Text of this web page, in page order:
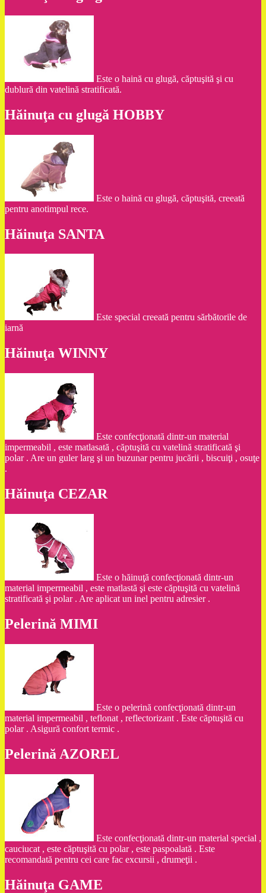
Este o haină cu glugă, căptuşită şi cu
dublură din vatelină stratificată.
Hăinuţa cu glugă HOBBY
Este o haină cu glugă, căptuşită, creeată
pentru anotimpul rece.
Hăinuţa SANTA
Este special creeată pentru sărbătorile de
iarnă
Hăinuţa WINNY
Este confecţionată dintr-un material
impermeabil , este matlasată , căptuşită cu vatelină stratificată şi
polar . Are un guler larg şi un buzunar pentru jucării , biscuiţi , osuţe
.
Hăinuţa CEZAR
Este o hăinuţă confecţionată dintr-un
material impermeabil , este matlastă şi este căptuşită cu vatelină
stratificată şi polar . Are aplicat un inel pentru adresier .
Pelerină MIMI
Este o pelerină confecţionată dintr-un
material impermeabil , teflonat , reflectorizant . Este căptuşită cu
polar . Asigură confort termic .
Pelerină AZOREL
Este confecţionată dintr-un material special ,
cauciucat , este căptuşită cu polar , este paspoalată . Este
recomandată pentru cei care fac excursii , drumeţii .
Hăinuţa GAME